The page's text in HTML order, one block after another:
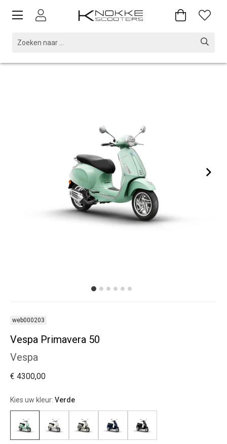
web000203
Vespa Primavera 50
Vespa
€ 4300,00
Kies uw kleur: Verde